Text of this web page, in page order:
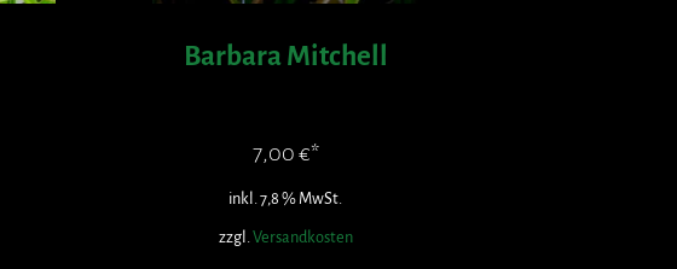
Barbara Mitchell
7,00 €
inkl. 7,8 % MwSt.
zzgl. Versandkosten